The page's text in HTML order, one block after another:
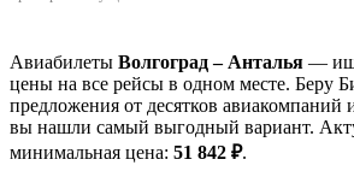
Авиабилеты Волгоград – Анталья —
цены на все рейсы в одном месте. Беру
предложения от десятков авиакомпаний
вы нашли самый выгодный вариант.
минимальная цена: 51 842 ₽.